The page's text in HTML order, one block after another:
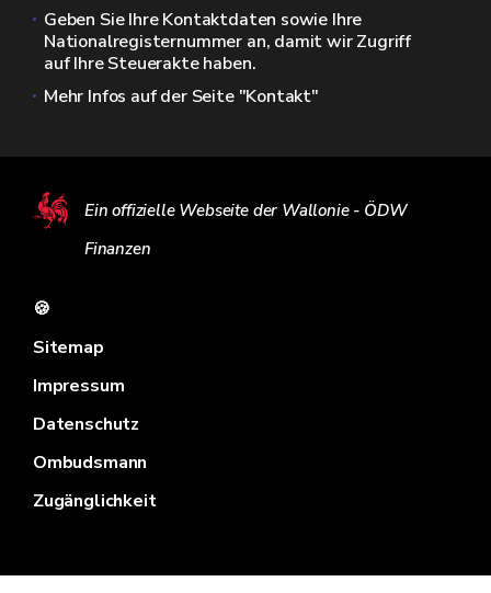
Geben Sie Ihre Kontaktdaten sowie Ihre
Nationalregisternummer an, damit wir Zugriff
auf Ihre Steuerakte haben.
Mehr Infos auf der Seite "Kontakt"
Ein offizielle Webseite der Wallonie - ÖDW
Finanzen
🍪
Sitemap
Impressum
Datenschutz
Ombudsmann
Zugänglichkeit